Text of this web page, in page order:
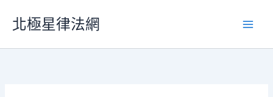
要
北極星律法網